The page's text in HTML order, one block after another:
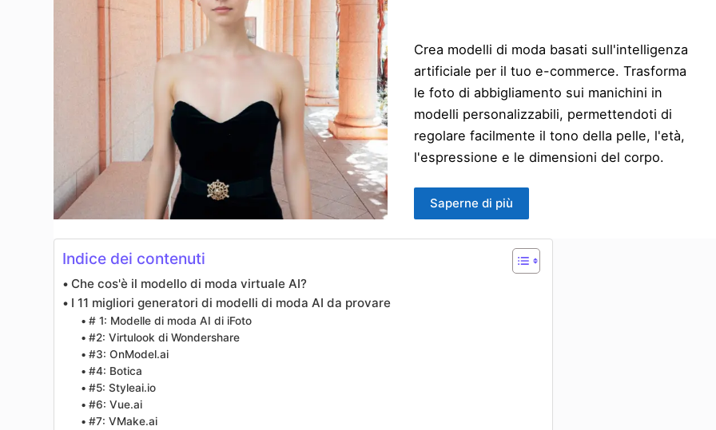
Crea modelli di moda basati sull'intelligenza
artificiale per il tuo e-commerce. Trasforma
le foto di abbigliamento sui manichini in
modelli personalizzabili, permettendoti di
regolare facilmente il tono della pelle, l'età,
l'espressione e le dimensioni del corpo.
Saperne di più
Indice dei contenuti
Che cos'è il modello di moda virtuale AI?
I 11 migliori generatori di modelli di moda AI da provare
# 1: Modelle di moda AI di iFoto
#2: Virtulook di Wondershare
#3: OnModel.ai
#4: Botica
#5: Styleai.io
#6: Vue.ai
#7: VMake.ai